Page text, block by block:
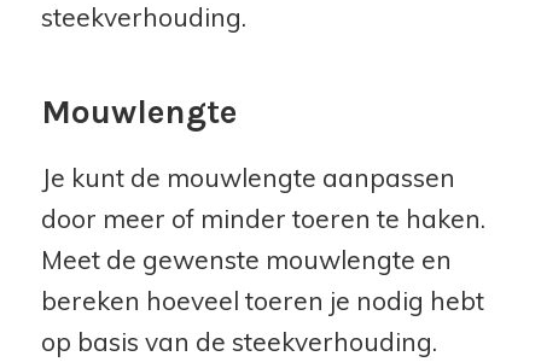
steekverhouding.
Mouwlengte
Je kunt de mouwlengte aanpassen
door meer of minder toeren te haken.
Meet de gewenste mouwlengte en
bereken hoeveel toeren je nodig hebt
op basis van de steekverhouding.